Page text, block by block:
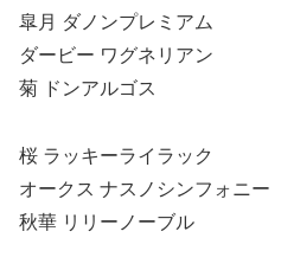
皐月 ダノンプレミアム
ダービー ワグネリアン
菊 ドンアルゴス
桜 ラッキーライラック
オークス ナスノシンフォニー
秋華 リリーノーブル